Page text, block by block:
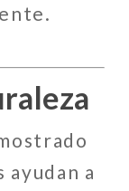
ayudan a